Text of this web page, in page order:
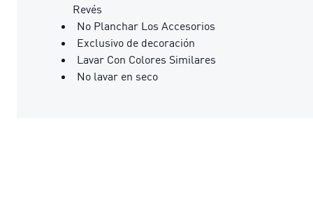
Revés
No Planchar Los Accesorios
Exclusivo de decoración
Lavar Con Colores Similares
No lavar en seco